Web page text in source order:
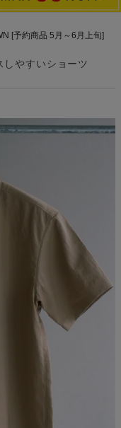
[予約商品 5月～6月上旬]
しやすいショーツ